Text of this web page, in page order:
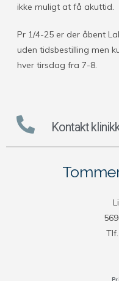
ikke muligt at få akuttid.
Pr 1/4-25 er der åbent
uden tidsbestilling men
hver tirsdag fra 7-8.
Kontakt